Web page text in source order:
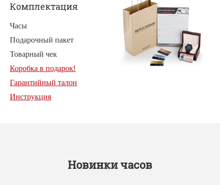
Комплектация
Часы
Подарочный пакет
Товарный чек
Коробка в подарок!
Гарантийный талон
Инструкция
Новинки часов